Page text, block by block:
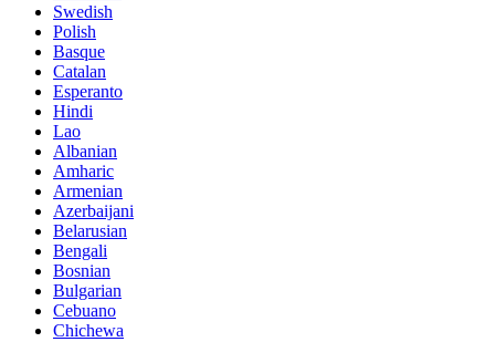
Swedish
Polish
Basque
Catalan
Esperanto
Hindi
Lao
Albanian
Amharic
Armenian
Azerbaijani
Belarusian
Bengali
Bosnian
Bulgarian
Cebuano
Chichewa